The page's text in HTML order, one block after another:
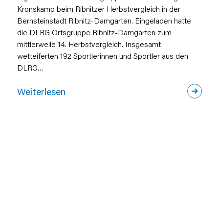
Kronskamp beim Ribnitzer Herbstvergleich in der
Bernsteinstadt Ribnitz-Damgarten. Eingeladen hatte
die DLRG Ortsgruppe Ribnitz-Damgarten zum
mittlerweile 14. Herbstvergleich. Insgesamt
wetteiferten 192 Sportlerinnen und Sportler aus den
DLRG…
Weiterlesen